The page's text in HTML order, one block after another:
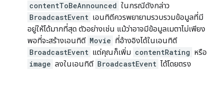
contentToBeAnnounced ในกรณีดังกล่าว
BroadcastEvent เอนทิตีควรพยายามรวบรวมข้อมูลที่มี
อยู่ให้ได้มากที่สุด ตัวอย่างเช่น แม้ว่าอาจมีข้อมูลเมตาไม่เพียง
พอที่จะสร้างเอนทิตี Movie ที่อ้างอิงได้ในเอนทิตี
BroadcastEvent แต่คุณก็เพิ่ม contentRating หรือ
image ลงในเอนทิตี BroadcastEvent ได้โดยตรง